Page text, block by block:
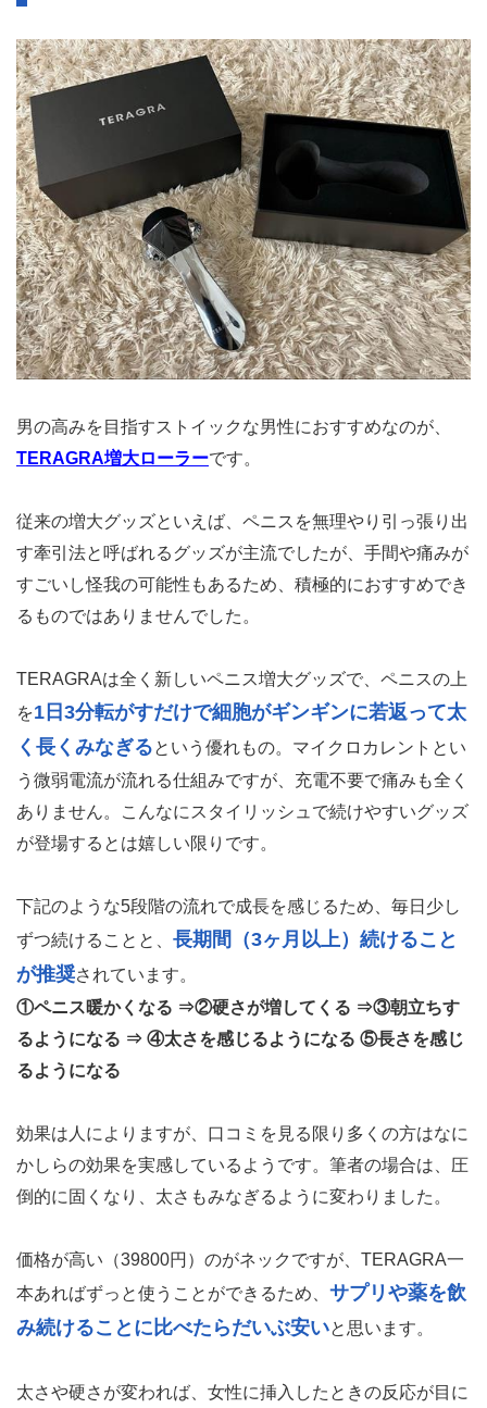
男の高みを目指すストイックな男性におすすめなのが、
TERAGRA増大ローラーです。
従来の増大グッズといえば、ペニスを無理やり引っ張り出
す牽引法と呼ばれるグッズが主流でしたが、手間や痛みが
すごいし怪我の可能性もあるため、積極的におすすめでき
るものではありませんでした。
TERAGRAは全く新しいペニス増大グッズで、ペニスの上
を1日3分転がすだけで細胞がギンギンに若返って太
く長くみなぎるという優れもの。マイクロカレントとい
う微弱電流が流れる仕組みですが、充電不要で痛みも全く
ありません。こんなにスタイリッシュで続けやすいグッズ
が登場するとは嬉しい限りです。
下記のような5段階の流れで成長を感じるため、毎日少し
ずつ続けることと、 長期間（3ヶ月以上）続けること
が推奨されています。
①ペニス暖かくなる ⇒②硬さが増してくる ⇒③朝立ちす
るようになる ⇒ ④太さを感じるようになる ⑤長さを感じ
るようになる
効果は人によりますが、口コミを見る限り多くの方はなに
かしらの効果を実感しているようです。筆者の場合は、圧
倒的に固くなり、太さもみなぎるように変わりました。
価格が高い（39800円）のがネックですが、TERAGRA一
本あればずっと使うことができるため、 サプリや薬を飲
み続けることに比べたらだいぶ安いと思います。
太さや硬さが変われば、女性に挿入したときの反応が目に